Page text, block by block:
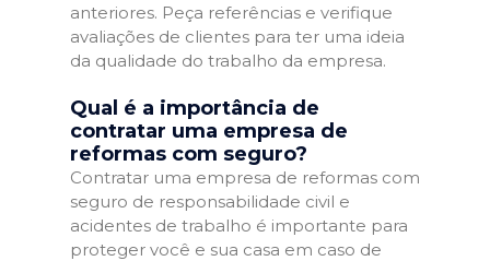
anteriores. Peça referências e verifique
avaliações de clientes para ter uma ideia
da qualidade do trabalho da empresa.
Qual é a importância de
contratar uma empresa de
reformas com seguro?
Contratar uma empresa de reformas com
seguro de responsabilidade civil e
acidentes de trabalho é importante para
proteger você e sua casa em caso de